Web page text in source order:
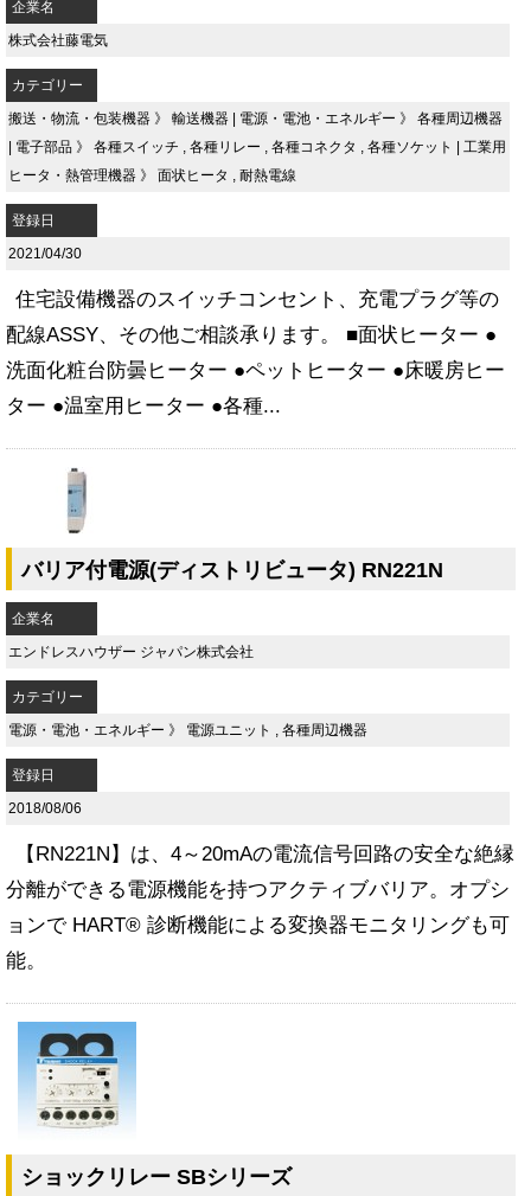
企業名
株式会社藤電気
カテゴリー
搬送・物流・包装機器 》 輸送機器 電源・電池・エネルギー 》 各種周辺機器
電子部品 》 各種スイッチ , 各種リレー , 各種コネクタ , 各種ソケット
工業用
ヒータ・熱管理機器 》 面状ヒータ , 耐熱電線
登録日
2021/04/30
住宅設備機器のスイッチコンセント、充電プラグ等の
配線ASSY、その他ご相談承ります。 ■面状ヒーター ●
洗面化粧台防曇ヒーター ●ペットヒーター ●床暖房ヒー
ター ●温室用ヒーター ●各種...
バリア付電源(ディストリビュータ) RN221N
企業名
エンドレスハウザー ジャパン株式会社
カテゴリー
電源・電池・エネルギー 》 電源ユニット , 各種周辺機器
登録日
2018/08/06
【RN221N】は、4～20mAの電流信号回路の安全な絶縁
分離ができる電源機能を持つアクティブバリア。オプシ
ョンで HART® 診断機能による変換器モニタリングも可
能。
ショックリレー SBシリーズ